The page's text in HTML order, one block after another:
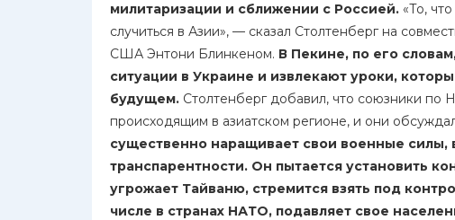
милитаризации и сближении с Россией. «То,
случиться в Азии», — сказал Столтенберг на
США Энтони Блинкеном. В Пекине, по его
ситуации в Украине и извлекают уроки,
будущем. Столтенберг добавил, что союзники
происходящим в азиатском регионе, и они
существенно наращивает свои военные силы,
транспарентности. Он пытается установить
угрожает Тайваню, стремится взять под
числе в странах НАТО, подавляет свое